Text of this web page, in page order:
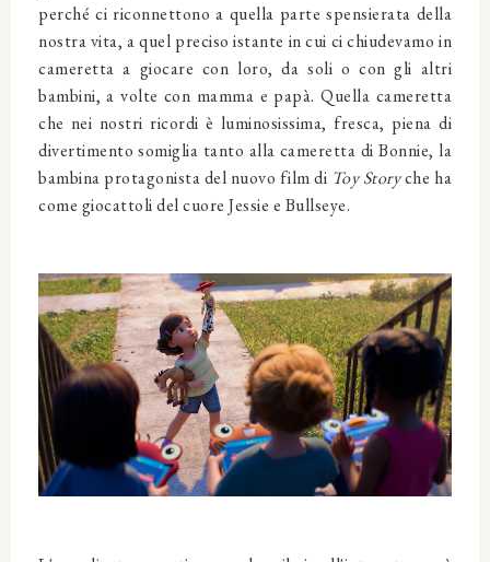
perché ci riconnettono a quella parte spensierata della
nostra vita, a quel preciso istante in cui ci chiudevamo in
cameretta a giocare con loro, da soli o con gli altri
bambini, a volte con mamma e papà. Quella cameretta
che nei nostri ricordi è luminosissima, fresca, piena di
divertimento somiglia tanto alla cameretta di Bonnie, la
bambina protagonista del nuovo film di Toy Storyche ha
come giocattoli del cuore Jessie e Bullseye.